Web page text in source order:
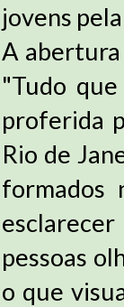
jovens
A
"Tudo
proferida
Rio de
formados
esclarecer
pessoas
o que